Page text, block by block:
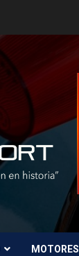
MOTORES